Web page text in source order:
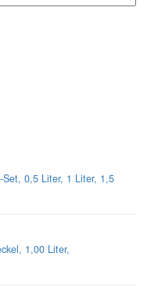
Set, 0,5 Liter, 1 Liter, 1,5
1,00 Liter,